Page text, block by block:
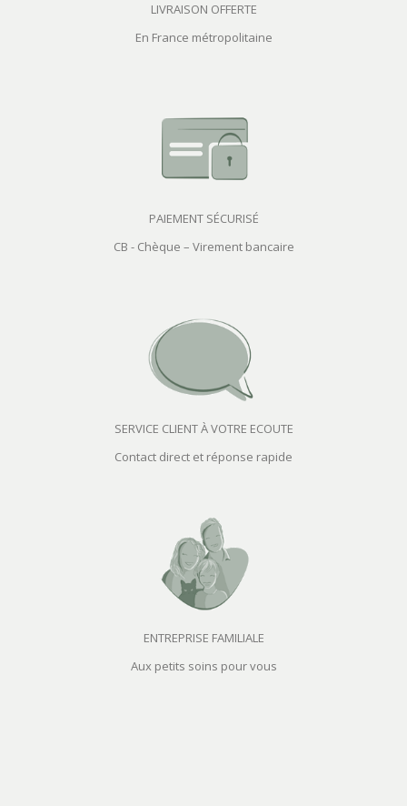
LIVRAISON OFFERTE
En France métropolitaine
PAIEMENT SÉCURISÉ
CB - Chèque – Virement bancaire
SERVICE CLIENT À VOTRE ECOUTE
Contact direct et réponse rapide
ENTREPRISE FAMILIALE
Aux petits soins pour vous